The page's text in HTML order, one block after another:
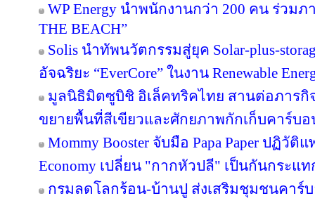
WP Energy นำพนักงานกว่า 200 คน ร่วมภ
THE BEACH”
Solis นำทัพนวัตกรรมสู่ยุค Solar-plus-
อัจฉริยะ “EverCore” ในงาน Renewable
มูลนิธิมิตซูบิชิ อิเล็คทริคไทย สานต่อภาร
ขยายพื้นที่สีเขียวและศักยภาพกักเก็บคาร์บอ
Mommy Booster จับมือ Papa Paper ปฏิวัติ
Economy เปลี่ยน "กากหัวปลี" เป็นกันกระแ
กรมลดโลกร้อน-บ้านปู ส่งเสริมชุมชนคาร์